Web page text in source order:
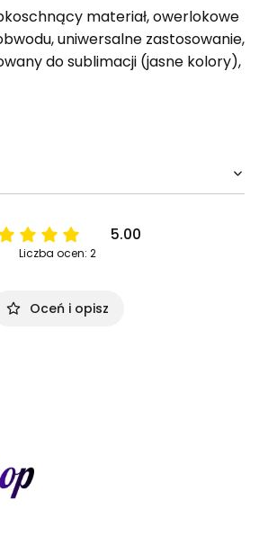
materiał, owerlokowe
uniwersalne zastosowanie,
do sublimacji (jasne kolory),
5.00
Liczba ocen: 2
Oceń i opisz